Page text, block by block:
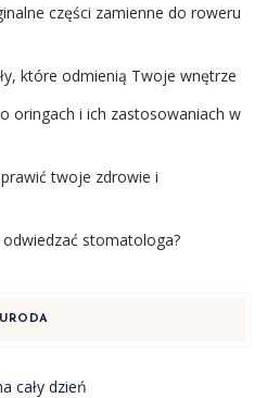
części zamienne do roweru
które odmienią Twoje wnętrze
oringach i ich zastosowaniach w
twoje zdrowie i
stomatologa?
URODA
cały dzień